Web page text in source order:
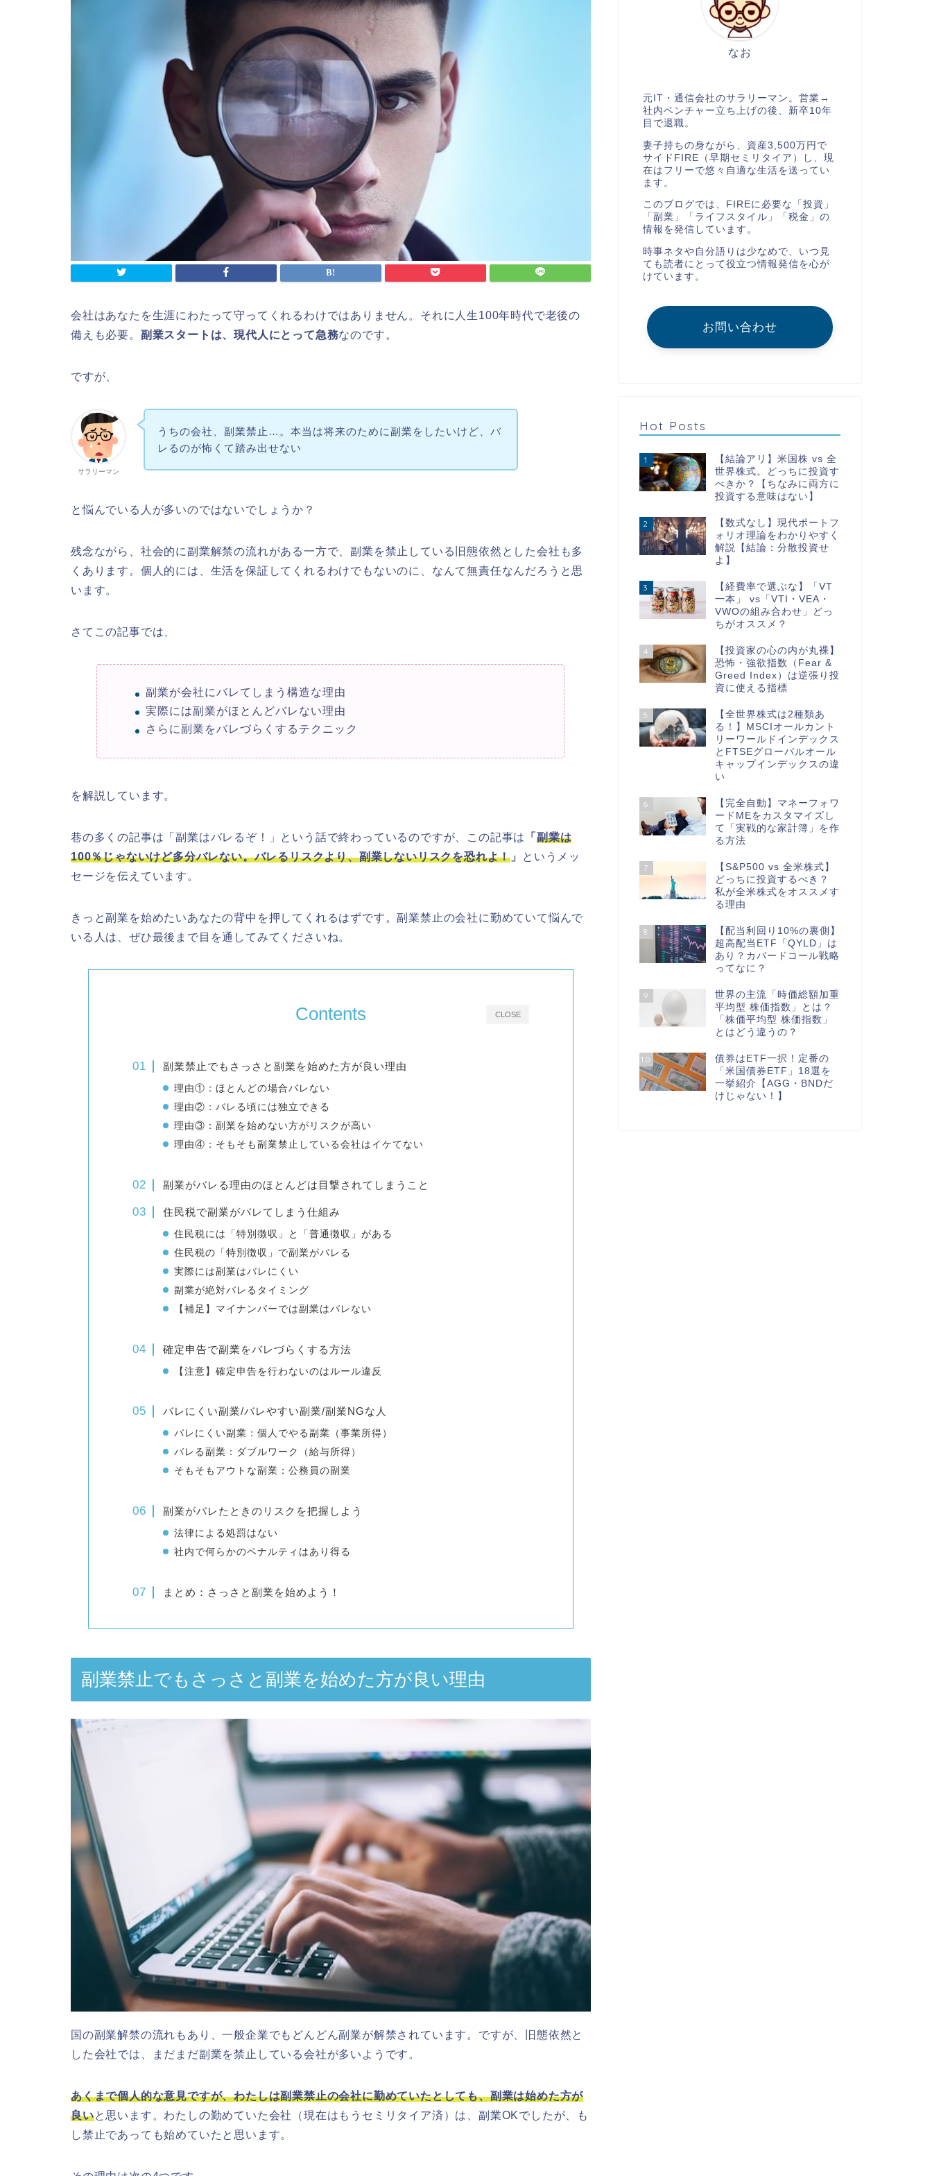
会社はあなたを生涯にわたって守ってくれるわけではありません。それに人生100年時代で老後の
備えも必要。 副業スタートは、現代人にとって急務なのです。
ですが、
サラリーマン
うちの会社、副業禁止…。本当は将来のために副業をしたいけど、バ
レるのが怖くて踏み出せない
と悩んでいる人が多いのではないでしょうか？
残念ながら、社会的に副業解禁の流れがある一方で、副業を禁止している旧態依然とした会社も多
くあります。個人的には、生活を保証してくれるわけでもないのに、なんて無責任なんだろうと思
います。
さてこの記事では、
副業が会社にバレてしまう構造な理由
実際には副業がほとんどバレない理由
さらに副業をバレづらくするテクニック
を解説しています。
巷の多くの記事は「副業はバレるぞ！」という話で終わっているのですが、この記事は 「副業は
100％じゃないけど多分バレない。バレるリスクより、副業しないリスクを恐れよ！ 」
というメッ
セージを伝えています。
きっと副業を始めたいあなたの背中を押してくれるはずです。副業禁止の会社に勤めていて悩んで
いる人は、ぜひ最後まで目を通してみてくださいね。
CLOSE
Contents
副業禁止でもさっさと副業を始めた方が良い理由
理由①：ほとんどの場合バレない
理由②：バレる頃には独立できる
理由③：副業を始めない方がリスクが高い
理由④：そもそも副業禁止している会社はイケてない
副業がバレる理由のほとんどは目撃されてしまうこと
住民税で副業がバレてしまう仕組み
住民税には「特別徴収」と「普通徴収」がある
住民税の「特別徴収」で副業がバレる
実際には副業はバレにくい
副業が絶対バレるタイミング
【補足】マイナンバーでは副業はバレない
確定申告で副業をバレづらくする方法
【注意】確定申告を行わないのはルール違反
バレにくい副業/バレやすい副業/副業NGな人
バレにくい副業：個人でやる副業（事業所得）
バレる副業：ダブルワーク（給与所得）
そもそもアウトな副業：公務員の副業
副業がバレたときのリスクを把握しよう
法律による処罰はない
社内で何らかのペナルティはあり得る
まとめ：さっさと副業を始めよう！
副業禁止でもさっさと副業を始めた方が良い理由
国の副業解禁の流れもあり、一般企業でもどんどん副業が解禁されています。ですが、旧態依然と
した会社では、まだまだ副業を禁止している会社が多いようです。
あくまで個人的な意見ですが、わたしは副業禁止の会社に勤めていたとしても、副業は始めた方が
良いと思います。わたしの勤めていた会社（現在はもうセミリタイア済）は、副業OKでしたが、も
し禁止であっても始めていたと思います。
なお
元IT・通信会社のサラリーマン。営業→
社内ベンチャー立ち上げの後、新卒10年
目で退職。
妻子持ちの身ながら、資産3,500万円で
サイドFIRE（早期セミリタイア）し、現
在はフリーで悠々自適な生活を送ってい
ます。
このブログでは、FIREに必要な「投資」
「副業」「ライフスタイル」「税金」の
情報を発信しています。
時事ネタや自分語りは少なめで、いつ見
ても読者にとって役立つ情報発信を心が
けています。
お問い合わせ
Hot Posts
1
【結論アリ】米国株 vs 全
世界株式。どっちに投資す
べきか？【ちなみに両方に
投資する意味はない】
2
【数式なし】現代ポートフ
ォリオ理論をわかりやすく
解説【結論：分散投資せ
よ】
3
【経費率で選ぶな】「VT
一本」 vs「VTI・VEA・
VWOの組み合わせ」どっ
ちがオススメ？
4
【投資家の心の内が丸裸】
恐怖・強欲指数（Fear &
Greed Index）は逆張り投
資に使える指標
5
【全世界株式は2種類あ
る！】MSCIオールカント
リーワールドインデックス
とFTSEグローバルオール
キャップインデックスの違
い
6
【完全自動】マネーフォワ
ードMEをカスタマイズし
て「実戦的な家計簿」を作
る方法
7
【S&P500 vs 全米株式】
どっちに投資するべき？
私が全米株式をオススメす
る理由
8
【配当利回り10%の裏側】
超高配当ETF「QYLD」は
あり？カバードコール戦略
ってなに？
9
世界の主流「時価総額加重
平均型 株価指数」とは？
「株価平均型 株価指数」
とはどう違うの？
10
債券はETF一択！定番の
「米国債券ETF」18選を
一挙紹介【AGG・BNDだ
けじゃない！】